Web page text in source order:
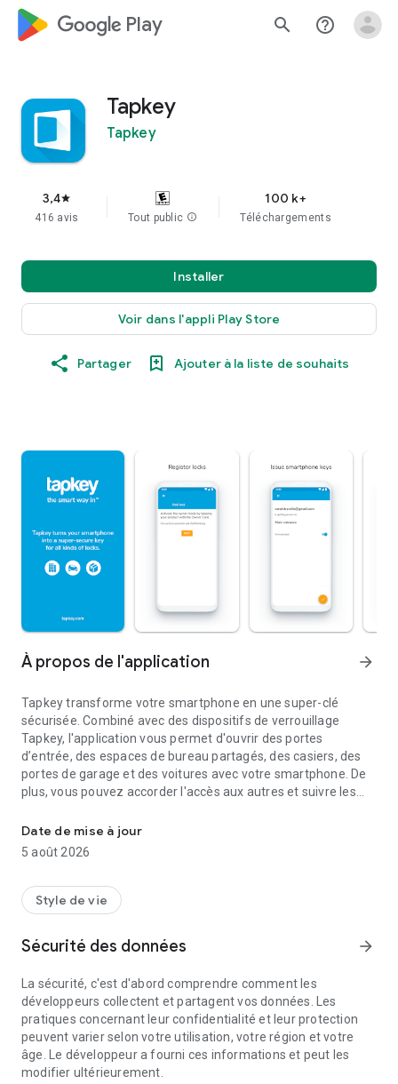
google_logo Play search help_outline
Tapkey
Tapkey
3,4star
416 avis Tout public info
100 k+
Téléchargements
Installer
Voir dans l'appli Play Store
Partager Ajouter à la liste de souhaits
À propos de l'application arrow_forward
Tapkey transforme votre smartphone en une super-clé
sécurisée. Combiné avec des dispositifs de verrouillage
Tapkey, l'application vous permet d'ouvrir des portes
d’entrée, des espaces de bureau partagés, des casiers, des
portes de garage et des voitures avec votre smartphone. De
plus, vous pouvez accorder l'accès aux autres et suivre les
aussi simple !
- Connexion sécurisée : avec votre compte Google ou votre
identifiant Tapkey
- Gestion facile d’accès : accorder et supprimer l'accès à tout
- Porte-clefs : toutes les autorisations d'accès à un coup d'oeil
- Ouvrez les serrure intelligente: avec NFC (Near Field) et / ou
BLE (Bluetooth Low Energy) de votre smartphone, sans
connexion Internet requise
- Utiliser des transpondeurs NFC : en tant que média d'accès
alternatif pouvant être directement programmé avec les
Date de mise à jour
5 août 2026
Style de vie
Sécurité des données arrow_forward
La sécurité, c'est d'abord comprendre comment les
développeurs collectent et partagent vos données. Les
pratiques concernant leur confidentialité et leur protection
peuvent varier selon votre utilisation, votre région et votre
âge. Le développeur a fourni ces informations et peut les
modifier ultérieurement.